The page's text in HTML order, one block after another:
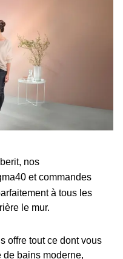
nos
et commandes
à tous les
le mur.
offre tout ce dont vous
bains moderne,